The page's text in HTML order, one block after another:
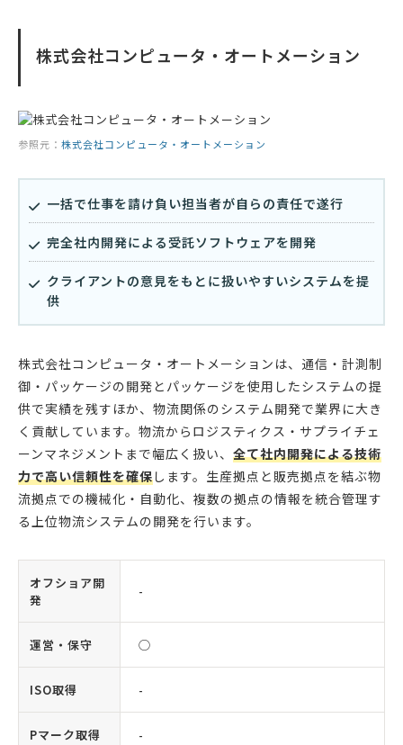
株式会社コンピュータ・オートメーション
参照元： 株式会社コンピュータ・オートメーション
一括で仕事を請け負い担当者が自らの責任で遂行
完全社内開発による受託ソフトウェアを開発
クライアントの意見をもとに扱いやすいシステムを提
供
株式会社コンピュータ・オートメーションは、通信・計測制
御・パッケージの開発とパッケージを使用したシステムの提
供で実績を残すほか、物流関係のシステム開発で業界に大き
く貢献しています。物流からロジスティクス・サプライチェ
ーンマネジメントまで幅広く扱い、 全て社内開発による技術
力で高い信頼性を確保します。生産拠点と販売拠点を結ぶ物
流拠点での機械化・自動化、複数の拠点の情報を統合管理す
る上位物流システムの開発を行います。
オフショア開
発
-
運営・保守 ◯
ISO取得 -
Pマーク取得 -